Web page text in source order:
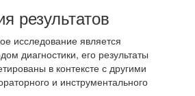
результатов
исследование является
диагностики, его результаты
в контексте с другими
и инструментального